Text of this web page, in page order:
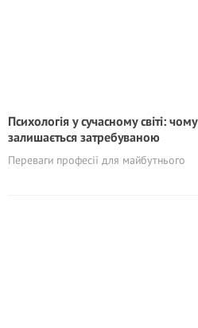
Психологія у сучасному світі:
залишається затребуваною
Переваги професії для майбутнього